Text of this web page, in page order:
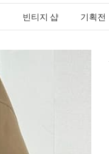
빈티지 샵 기획전